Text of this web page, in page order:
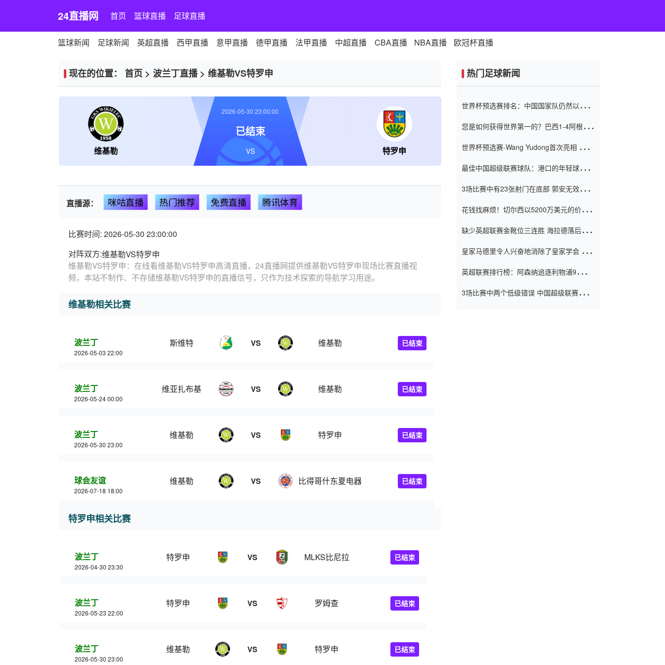
24直播网 首页 篮球直播 足球直播
篮球新闻 足球新闻 英超直播 西甲直播 意甲直播 德甲直播 法甲直播 中超直播 CBA直播 NBA直播 欧冠杯直播
现在的位置： 首页 > 波兰丁直播> 维基勒VS特罗申
维基勒 特罗申
2026-05-30 23:00:00
已结束
VS
直播源： 咪咕直播 热门推荐 免费直播 腾讯体育
比赛时间: 2026-05-30 23:00:00
对阵双方:维基勒VS特罗申
维基勒VS特罗申：在线看维基勒VS特罗申高清直播，24直播网提供维基勒VS特罗申现场比赛直播视
频，本站不制作、不存储维基勒VS特罗申的直播信号，只作为技术探索的导航学习用途。
维基勒相关比赛
波兰丁
2026-05-03 22:00
斯维特 VS 维基勒 已结束
波兰丁
2026-05-24 00:00
维亚扎布基 VS 维基勒 已结束
波兰丁
2026-05-30 23:00
维基勒 VS 特罗申 已结束
球会友谊
2026-07-18 18:00
维基勒 VS 比得哥什东夏电器 已结束
特罗申相关比赛
波兰丁
2026-04-30 23:30
特罗申 VS MLKS比尼拉 已结束
波兰丁
2026-05-23 22:00
特罗申 VS 罗姆查 已结束
波兰丁
2026-05-30 23:00
维基勒 VS 特罗申 已结束
热门足球新闻
世界杯预选赛排名：中国国家队仍然以6分
您是如何获得世界第一的？巴西1-4阿根
世界杯预选赛-Wang Yudong首次亮相 中国
最佳中国超级联赛球队：港口的年轻球员在
（Taishan）
3场比赛中有23张射门在底部 郭安无效传球
花钱找麻烦！切尔西以5200万美元的价格
窗口
缺少英超联赛金靴位三连胜 海拉德落后6球
皇家马德里令人兴奋地消除了皇家学会 安
英超联赛排行榜：阿森纳追逐利物浦9分 曼
3场比赛中两个低级错误 中国超级联赛的前